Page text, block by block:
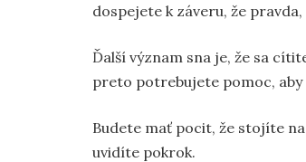
dospejete k záveru, že
Ďalší význam sna je, že sa
preto potrebujete pomoc,
Budete mať pocit, že stojíte
uvidíte pokrok.